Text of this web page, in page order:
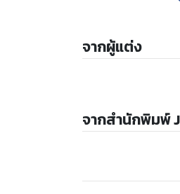
จากผู้แต่ง
จากสำนักพิมพ์